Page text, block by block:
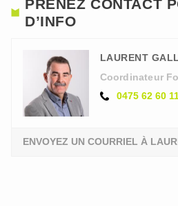
PRENEZ CONTACT
D’INFO
LAURENT GALL
Coordinateur
0475 62 60
ENVOYEZ UN COURRIEL À